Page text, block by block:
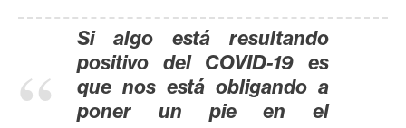
Si algo está resultando
positivo del COVID-19 es
que nos está obligando a
poner un pie en el